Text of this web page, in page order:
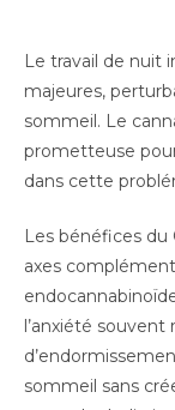
Le travail de nuit
majeures,
sommeil. Le
prometteuse
dans cette
Les bénéfices du
axes
l’anxiété
sommeil sans